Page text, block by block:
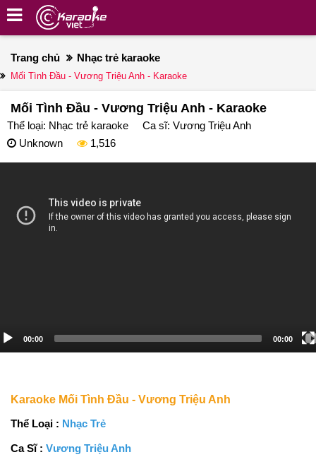
Trang chủ Nhạc trẻ karaoke
Mối Tình Đầu - Vương Triệu Anh - Karaoke
Mối Tình Đầu - Vương Triệu Anh - Karaoke
Thể loại: Nhạc trẻ karaoke Ca sĩ: Vương Triệu Anh
Unknown
1,516
00:00 00:00
Karaoke Mối Tình Đầu - Vương Triệu Anh
Thể Loại : Nhạc Trẻ
Ca Sĩ : Vương Triệu Anh